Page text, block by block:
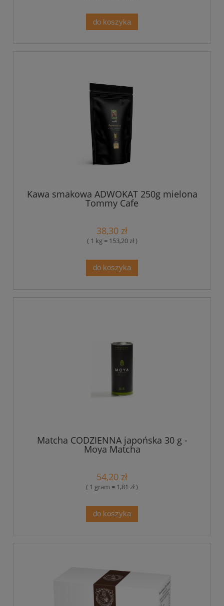
do koszyka
Kawa smakowa ADWOKAT 250g mielona
Tommy Cafe
38,30 zł
( 1 kg = 153,20 zł )
do koszyka
Matcha CODZIENNA japońska 30 g -
Moya Matcha
54,20 zł
( 1 gram = 1,81 zł )
do koszyka